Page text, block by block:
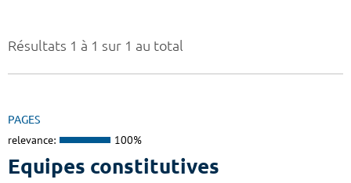
Résultats 1 à 1 sur 1 au total
PAGES
relevance: 100%
Equipes constitutives